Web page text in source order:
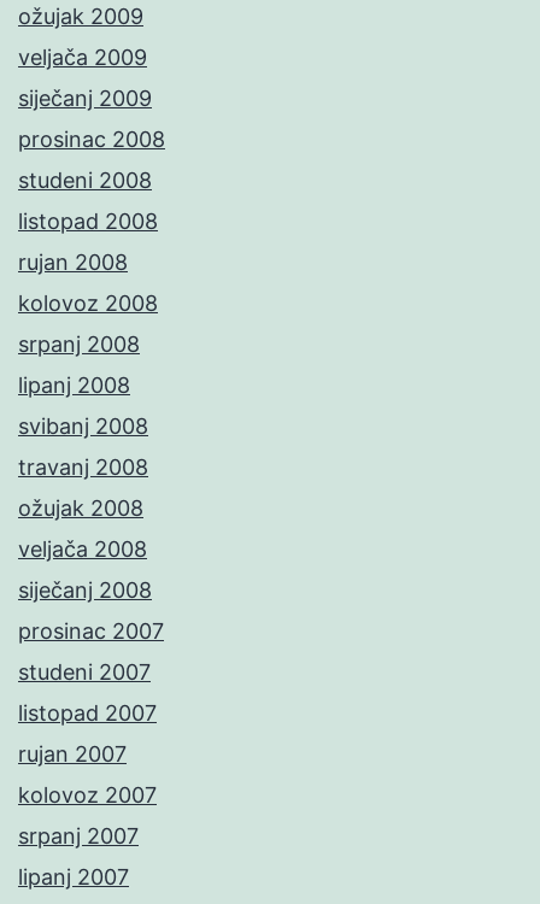
ožujak 2009
veljača 2009
siječanj 2009
prosinac 2008
studeni 2008
listopad 2008
rujan 2008
kolovoz 2008
srpanj 2008
lipanj 2008
svibanj 2008
travanj 2008
ožujak 2008
veljača 2008
siječanj 2008
prosinac 2007
studeni 2007
listopad 2007
rujan 2007
kolovoz 2007
srpanj 2007
lipanj 2007